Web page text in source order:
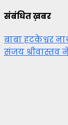
संबंधित ख़बर
बाबा हटकेश्वर
संजय श्रीवास्तव